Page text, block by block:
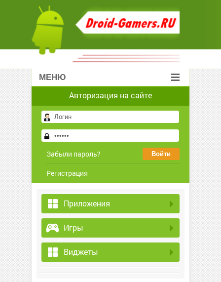
МЕНЮ
Авторизация на сайте
Забыли пароль?
Регистрация
Приложения
Игры
Виджеты